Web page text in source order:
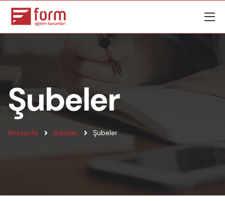
Şubeler
Anasayfa Şubeler Şubeler